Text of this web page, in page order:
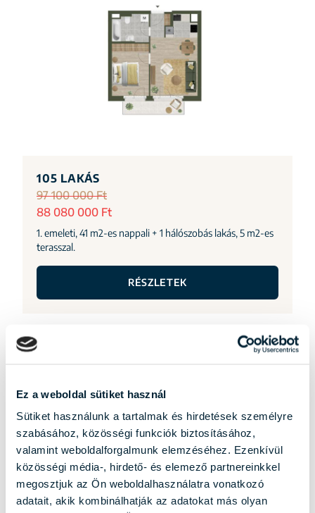
Ez a weboldal sütiket használ
Sütiket használunk a tartalmak és hirdetések személyre
szabásához, közösségi funkciók biztosításához,
valamint weboldalforgalmunk elemzéséhez. Ezenkívül
közösségi média-, hirdető- és elemező partnereinkkel
megosztjuk az Ön weboldalhasználatra vonatkozó
adatait, akik kombinálhatják az adatokat más olyan
105 LAKÁS
97 100 000 Ft
88 080 000 Ft
1. emeleti, 41 m2-es nappali + 1 hálószobás lakás, 5 m2-es
terasszal.
RÉSZLETEK